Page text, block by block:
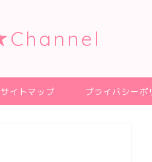
サイトマップ プライバシーポ